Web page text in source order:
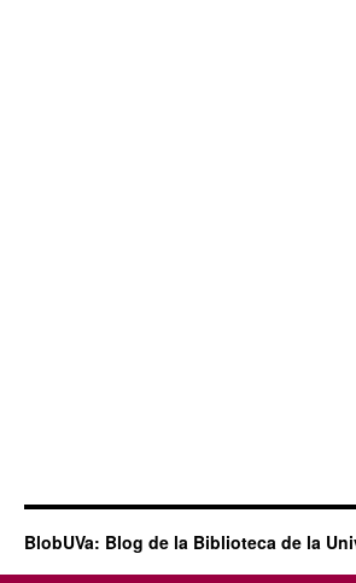
BlobUVa: Blog de la Biblioteca de la